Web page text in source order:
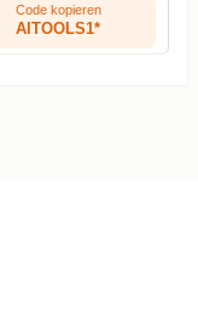
Code kopieren
AITOOLS1*